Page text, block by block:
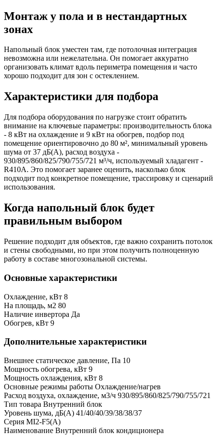
Монтаж у пола и в нестандартных
зонах
Напольный блок уместен там, где потолочная интеграция
невозможна или нежелательна. Он помогает аккуратно
организовать климат вдоль периметра помещения и часто
хорошо подходит для зон с остеклением.
Характеристики для подбора
Для подбора оборудования по нагрузке стоит обратить
внимание на ключевые параметры: производительность блока
- 8 кВт на охлаждение и 9 кВт на обогрев, подбор под
помещение ориентировочно до 80 м², минимальный уровень
шума от 37 дБ(А), расход воздуха -
930/895/860/825/790/755/721 м³/ч, используемый хладагент -
R410A. Это помогает заранее оценить, насколько блок
подходит под конкретное помещение, трассировку и сценарий
использования.
Когда напольный блок будет
правильным выбором
Решение подходит для объектов, где важно сохранить потолок
и стены свободными, но при этом получить полноценную
работу в составе многозональной системы.
Основные характеристики
Охлаждение, кВт 8
На площадь, м2 80
Наличие инвертора Да
Обогрев, кВт 9
Дополнительные характеристики
Внешнее статическое давление, Па 10
Мощность обогрева, кВт 9
Мощность охлаждения, кВт 8
Основные режимы работы Охлаждение/нагрев
Расход воздуха, охлаждение, м3/ч 930/895/860/825/790/755/721
Тип товара Внутренний блок
Уровень шума, дБ(А) 41/40/40/39/38/38/37
Серия MI2-F5(A)
Наименование Внутренний блок кондиционера